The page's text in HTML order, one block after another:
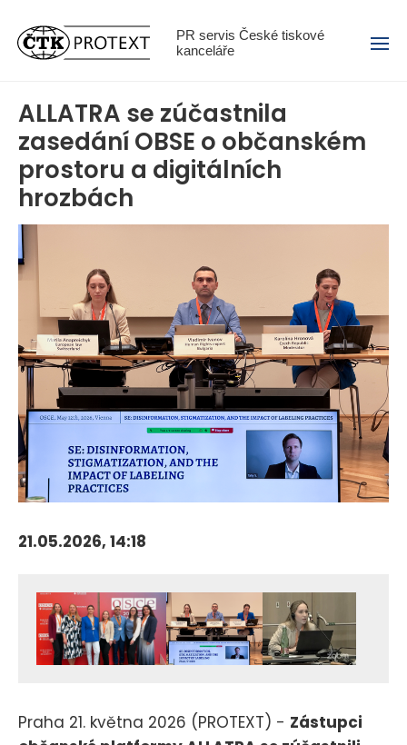
PR servis České tiskové
kanceláře
Menu
ALLATRA se zúčastnila
zasedání OBSE o občanském
prostoru a digitálních
hrozbách
21.05.2026, 14:18
Praha 21. května 2026 (PROTEXT) - Zástupci